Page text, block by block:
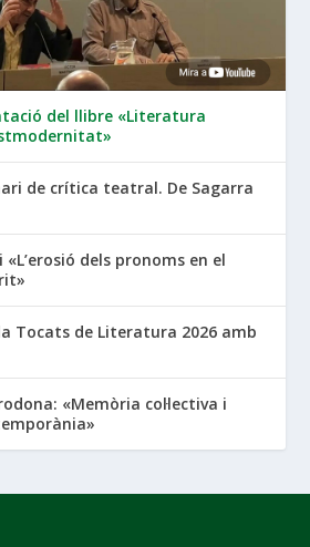
del llibre «Literatura
de crítica teatral. De Sagarra
dels pronoms en el
Tocats de Literatura 2026 amb
«Memòria col·lectiva i